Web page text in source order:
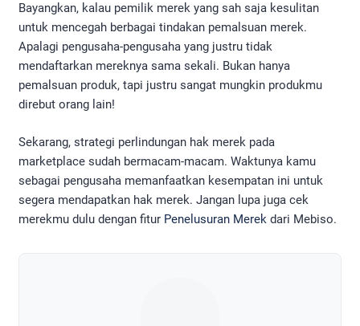
Bayangkan, kalau pemilik merek yang sah saja kesulitan
untuk mencegah berbagai tindakan pemalsuan merek.
Apalagi pengusaha-pengusaha yang justru tidak
mendaftarkan mereknya sama sekali. Bukan hanya
pemalsuan produk, tapi justru sangat mungkin produkmu
direbut orang lain!
Sekarang, strategi perlindungan hak merek pada
marketplace sudah bermacam-macam. Waktunya kamu
sebagai pengusaha memanfaatkan kesempatan ini untuk
segera mendapatkan hak merek. Jangan lupa juga cek
merekmu dulu dengan fitur Penelusuran Merek dari Mebiso.